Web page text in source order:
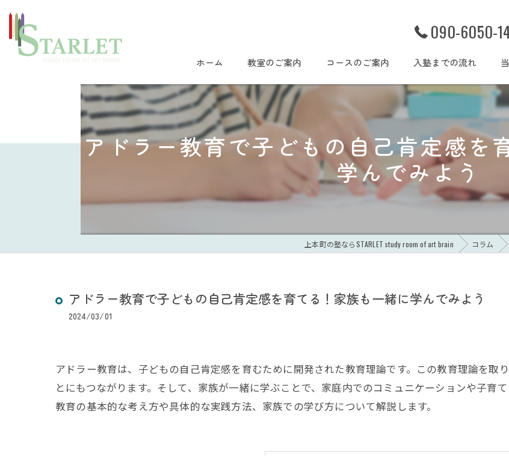
090-6050-
ホーム 教室のご案内 コースのご案内 入塾までの流れ
アドラー教育で子どもの自己肯定感を
学んでみよう
上本町の塾ならSTARLET study room of art brain コラム
アドラー教育で子どもの自己肯定感を育てる！家族も一緒に学んでみよう
2024/03/01
アドラー教育は、子どもの自己肯定感を育むために開発された教育理論です。この教育理論を取
とにもつながります。そして、家族が一緒に学ぶことで、家庭内でのコミュニケーションや子育
教育の基本的な考え方や具体的な実践方法、家族での学び方について解説します。